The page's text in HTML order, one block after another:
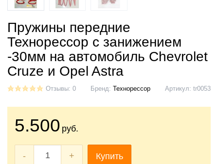
Пружины передние
Технорессор с занижением
-30мм на автомобиль Chevrolet
Cruze и Opel Astra
Отзывы: 0 Бренд: Технорессор Артикул: tr0053
5.500 руб.
- + Купить